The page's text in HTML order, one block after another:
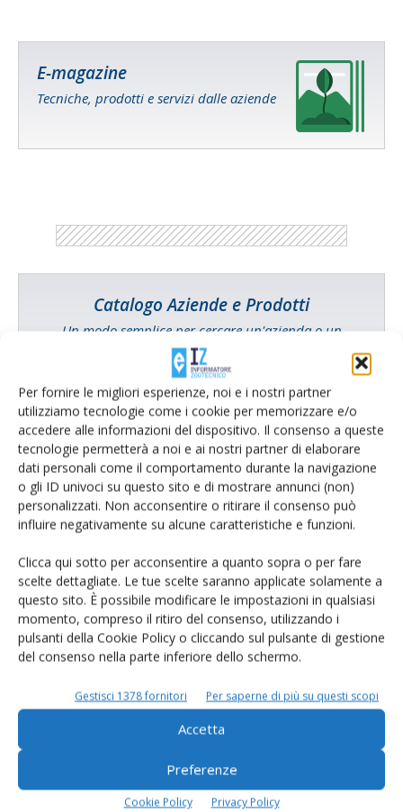
Per fornire le migliori esperienze, noi e i nostri partner
utilizziamo tecnologie come i cookie per memorizzare e/o
accedere alle informazioni del dispositivo. Il consenso a queste
tecnologie permetterà a noi e ai nostri partner di elaborare
dati personali come il comportamento durante la navigazione
o gli ID univoci su questo sito e di mostrare annunci (non)
personalizzati. Non acconsentire o ritirare il consenso può
influire negativamente su alcune caratteristiche e funzioni.
Clicca qui sotto per acconsentire a quanto sopra o per fare
scelte dettagliate. Le tue scelte saranno applicate solamente a
questo sito. È possibile modificare le impostazioni in qualsiasi
momento, compreso il ritiro del consenso, utilizzando i
pulsanti della Cookie Policy o cliccando sul pulsante di gestione
del consenso nella parte inferiore dello schermo.
Gestisci 1378 fornitori Per saperne di più su questi scopi
Accetta
Preferenze
Cookie Policy Privacy Policy
E-magazine
Tecniche, prodotti e servizi dalle aziende
Catalogo Aziende e Prodotti
Un modo semplice per cercare un'azienda o un
prodotto!
Cerca adesso
L'Esperto risponde
I consigli di Terra e Vita agli agricoltori
Cerca adesso
22 Luglio 2026